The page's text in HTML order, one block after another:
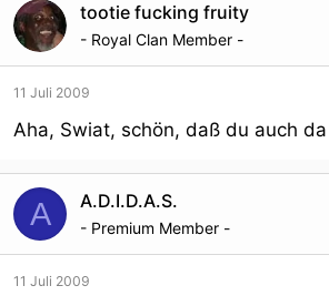
tootie fucking fruity
- Royal Clan Member -
11 Juli 2009
Aha, Swiat, schön, daß du auch
A A.D.I.D.A.S.
- Premium Member -
11 Juli 2009